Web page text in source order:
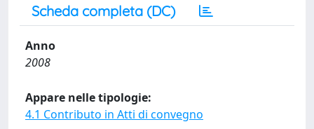
Scheda completa (DC)
Anno
2008
Appare nelle tipologie:
4.1 Contributo in Atti di convegno